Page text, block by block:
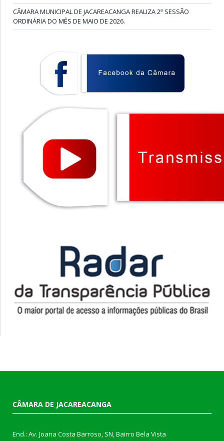
CÂMARA MUNICIPAL DE JACAREACANGA REALIZA 2ª SESSÃO
ORDINÁRIA DO MÊS DE MAIO DE 2026.
CÂMARA DE JACAREACANGA
End.: Av. Joana Costa Barroso, SN, Bairro Bela Vista